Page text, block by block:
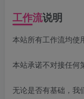
工作流说明
本站所有工作流均使
本站承诺不对接任何
无论是否有基础，我